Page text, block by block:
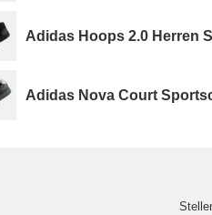
Adidas Hoops 2.0 Herren
Adidas Nova Court